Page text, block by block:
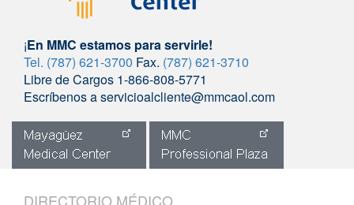
¡En MMC estamos para servirle!
Tel. (787) 621-3700 Fax. (787) 621-3710
Libre de Cargos 1-866-808-5771
Escríbenos a servicioalcliente@mmcaol.com
DIRECTORIO MÉDICO